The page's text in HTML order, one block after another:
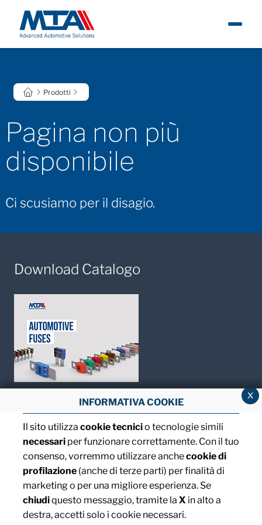
Notizie
Prodotti
Carriere
Contatti
Prodotti
Pagina non più
disponibile
Ci scusiamo per il disagio.
Download Catalogo
©2013 MTA S.p.A.
V.le dell'Industria, 12 - 26845 Codogno (LO) - ITALIA
T. +39 0377 4181 / F. +39 0377 418493 / Email:
info@mta.it/ PEC:mtaspa@pec.it
Capitale sociale € 8.000.000,00 interamente versato
x
INFORMATIVA COOKIE
Il sito utilizza cookie tecnicio tecnologie simili
necessari per funzionare correttamente. Con il tuo
consenso, vorremmo utilizzare anchecookie di
profilazione (anche di terze parti) per finalità di
marketing o per una migliore esperienza. Se
chiudiquesto messaggio, tramite la X in alto a
destra, accetti solo i cookie necessari.